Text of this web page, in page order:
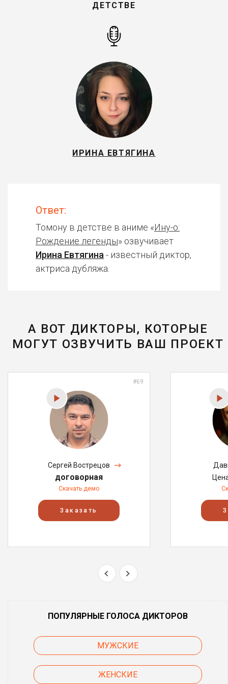
ДЕТСТВЕ
ИРИНА ЕВТЯГИНА
Ответ:
Томону в детстве в аниме «Ину-о:
Рождение легенды» озвучивает
Ирина Евтягина - известный диктор,
актриса дубляжа.
А ВОТ ДИКТОРЫ, КОТОРЫЕ
МОГУТ ОЗВУЧИТЬ ВАШ ПРОЕКТ
#69
Сергей Вострецов
договорная
Скачать демо
Заказать
ПОПУЛЯРНЫЕ ГОЛОСА ДИКТОРОВ
МУЖСКИЕ
ЖЕНСКИЕ